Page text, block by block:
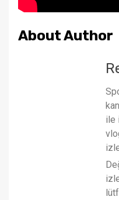
About Author
ile